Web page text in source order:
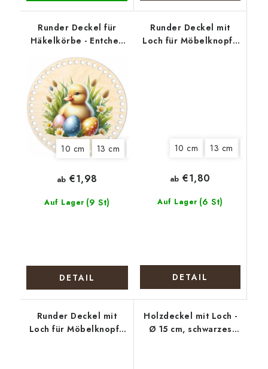
Runder Deckel für
Häkelkörbe - Entchen
10 cm 13 cm 18 cm 22 cm
Auf Lager (9 St)
ab €1,98
DETAIL
Runder Deckel mit
Loch für Möbelknopf -
10 cm 13 cm
Auf Lager (6 St)
ab €1,80
DETAIL
Runder Deckel mit
Loch für Möbelknopf -
Holzdeckel mit Loch -
Ø 15 cm, schwarzes